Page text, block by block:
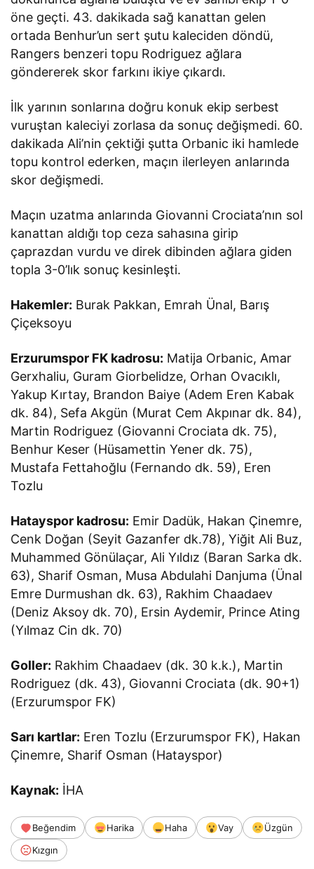
öne geçti. 43. dakikada sağ kanattan gelen
ortada Benhur’un sert şutu kaleciden döndü,
Rangers benzeri topu Rodriguez ağlara
göndererek skor farkını ikiye çıkardı.
İlk yarının sonlarına doğru konuk ekip serbest
vuruştan kaleciyi zorlasa da sonuç değişmedi. 60.
dakikada Ali’nin çektiği şutta Orbanic iki hamlede
topu kontrol ederken, maçın ilerleyen anlarında
skor değişmedi.
Maçın uzatma anlarında Giovanni Crociata’nın sol
kanattan aldığı top ceza sahasına girip
çaprazdan vurdu ve direk dibinden ağlara giden
topla 3-0’lık sonuç kesinleşti.
Hakemler: Burak Pakkan, Emrah Ünal, Barış
Çiçeksoyu
Erzurumspor FK kadrosu: Matija Orbanic, Amar
Gerxhaliu, Guram Giorbelidze, Orhan Ovacıklı,
Yakup Kırtay, Brandon Baiye (Adem Eren Kabak
dk. 84), Sefa Akgün (Murat Cem Akpınar dk. 84),
Martin Rodriguez (Giovanni Crociata dk. 75),
Benhur Keser (Hüsamettin Yener dk. 75),
Mustafa Fettahoğlu (Fernando dk. 59), Eren
Tozlu
Hatayspor kadrosu: Emir Dadük, Hakan Çinemre,
Cenk Doğan (Seyit Gazanfer dk.78), Yiğit Ali Buz,
Muhammed Gönülaçar, Ali Yıldız (Baran Sarka dk.
63), Sharif Osman, Musa Abdulahi Danjuma (Ünal
Emre Durmushan dk. 63), Rakhim Chaadaev
(Deniz Aksoy dk. 70), Ersin Aydemir, Prince Ating
(Yılmaz Cin dk. 70)
Goller: Rakhim Chaadaev (dk. 30 k.k.), Martin
Rodriguez (dk. 43), Giovanni Crociata (dk. 90+1)
(Erzurumspor FK)
Sarı kartlar: Eren Tozlu (Erzurumspor FK), Hakan
Çinemre, Sharif Osman (Hatayspor)
Kaynak: İHA
Beğendim Harika Haha Vay
Üzgün
Kızgın